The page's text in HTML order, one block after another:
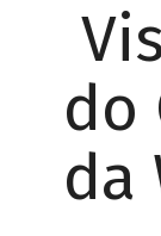
do
da